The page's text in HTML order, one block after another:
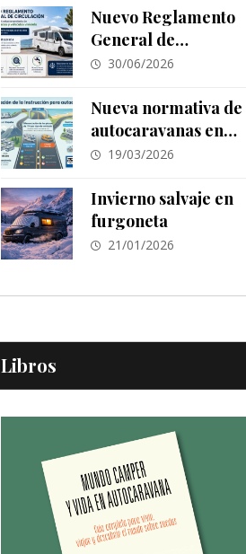
Nuevo Reglamento
General de
Circulación
30/06/2026
Nueva normativa de
autocaravanas en
España 2026: cambios
estacionamiento y
señalización
19/03/2026
Invierno salvaje en
furgoneta
21/01/2026
Libros